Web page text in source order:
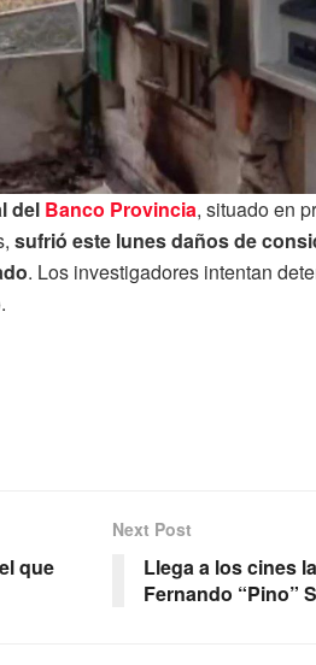
del Banco Provincia, situado en
sufrió este lunes daños de
. Los investigadores intentan
que
Next Post
Llega a los cines
Fernando “Pino”